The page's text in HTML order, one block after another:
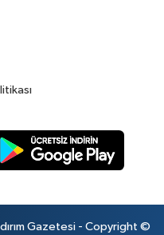
Gazetesi - Copyright ©